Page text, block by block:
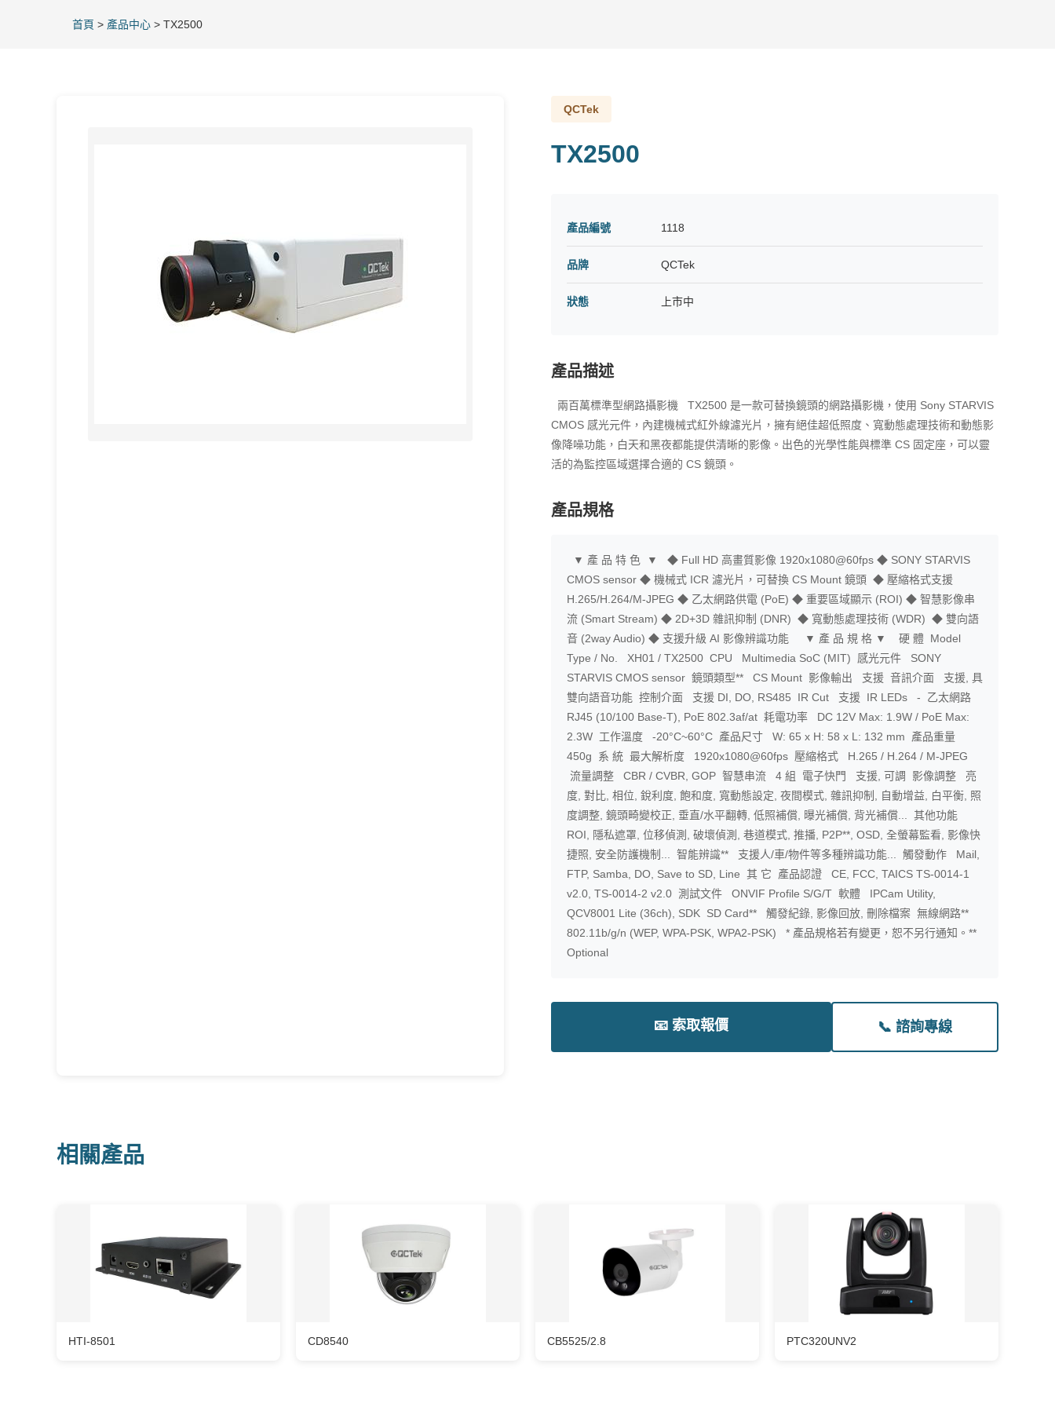
首頁 > 產品中心 > TX2500
QCTek
TX2500
產品編號 1118
品牌 QCTek
狀態 上市中
產品描述
兩百萬標準型網路攝影機 TX2500 是一款可替換鏡頭的網路攝影機，使用 Sony STARVIS
CMOS 感光元件，內建機械式紅外線濾光片，擁有絕佳超低照度、寬動態處理技術和動態影
像降噪功能，白天和黑夜都能提供清晰的影像。出色的光學性能與標準 CS 固定座，可以靈
活的為監控區域選擇合適的 CS 鏡頭。
產品規格
▼ 產 品 特 色 ▼ ◆ Full HD 高畫質影像 1920x1080@60fps ◆ SONY STARVIS
CMOS sensor ◆ 機械式 ICR 濾光片，可替換 CS Mount 鏡頭 ◆ 壓縮格式支援
H.265/H.264/M-JPEG ◆ 乙太網路供電 (PoE) ◆ 重要區域顯示 (ROI) ◆ 智慧影像串
流 (Smart Stream) ◆ 2D+3D 雜訊抑制 (DNR) ◆ 寬動態處理技術 (WDR) ◆ 雙向語
音 (2way Audio) ◆ 支援升級 AI 影像辨識功能 ▼ 產 品 規 格 ▼ 硬 體 Model
Type / No. XH01 / TX2500 CPU Multimedia SoC (MIT) 感光元件 SONY
STARVIS CMOS sensor 鏡頭類型** CS Mount 影像輸出 支援 音訊介面 支援, 具
雙向語音功能 控制介面 支援 DI, DO, RS485 IR Cut 支援 IR LEDs - 乙太網路
RJ45 (10/100 Base-T), PoE 802.3af/at 耗電功率 DC 12V Max: 1.9W / PoE Max:
2.3W 工作溫度 -20°C~60°C 產品尺寸 W: 65 x H: 58 x L: 132 mm 產品重量
450g 系 統 最大解析度 1920x1080@60fps 壓縮格式 H.265 / H.264 / M-JPEG
流量調整 CBR / CVBR, GOP 智慧串流 4 組 電子快門 支援, 可調 影像調整 亮
度, 對比, 相位, 銳利度, 飽和度, 寬動態設定, 夜間模式, 雜訊抑制, 自動增益, 白平衡, 照
度調整, 鏡頭畸變校正, 垂直/水平翻轉, 低照補償, 曝光補償, 背光補償... 其他功能
ROI, 隱私遮罩, 位移偵測, 破壞偵測, 巷道模式, 推播, P2P**, OSD, 全螢幕監看, 影像快
捷照, 安全防護機制... 智能辨識** 支援人/車/物件等多種辨識功能... 觸發動作 Mail,
FTP, Samba, DO, Save to SD, Line 其 它 產品認證 CE, FCC, TAICS TS-0014-1
v2.0, TS-0014-2 v2.0 測試文件 ONVIF Profile S/G/T 軟體 IPCam Utility,
QCV8001 Lite (36ch), SDK SD Card** 觸發紀錄, 影像回放, 刪除檔案 無線網路**
802.11b/g/n (WEP, WPA-PSK, WPA2-PSK) * 產品規格若有變更，恕不另行通知。**
Optional
📧 索取報價 📞 諮詢專線
相關產品
HTI-8501 CD8540 CB5525/2.8 PTC320UNV2